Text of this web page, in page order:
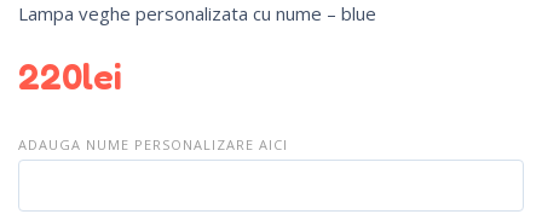
Lampa veghe personalizata cu nume – blue
220lei
ADAUGA NUME PERSONALIZARE AICI